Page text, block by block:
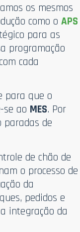
os mesmos
como oAPS
para as
programação
cada
para que o
se ao MES. Por
paradas de
de chão de
o processo de
da
pedidos e
integração da